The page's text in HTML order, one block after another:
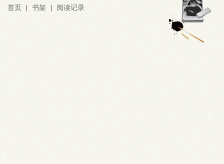
首页 书架 阅读记录